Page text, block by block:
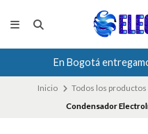
En Bogotá
Inicio Todos los productos
Condensador